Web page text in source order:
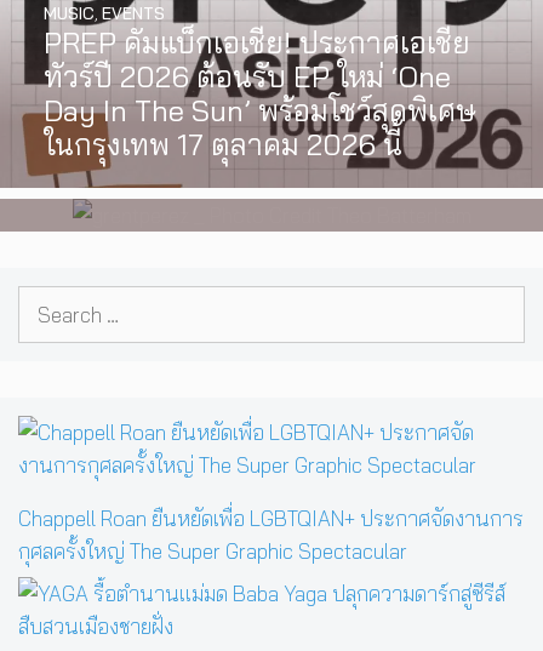
PREP คัมแบ็กเอเชีย! ประกาศเอเชีย
ทัวร์ปี 2026 ต้อนรับ EP ใหม่ ‘One
Day In The Sun’ พร้อมโชว์สุดพิเศษ
ในกรุงเทพ 17 ตุลาคม 2026 นี้
MUSIC EVENTS
[Exclusive Interview] grentperez
จากเด็กอายุ 12 ปีที่ร้องเพลงในห้อง
นอน สู่การแสดงคอนเสิร์ตต่อหน้าคน
นับหมื่น
INTERVIEW,MUSIC
Search
Chappell Roan ยืนหยัดเพื่อ LGBTQIAN+ ประกาศจัดงานการ
กุศลครั้งใหญ่ The Super Graphic Spectacular